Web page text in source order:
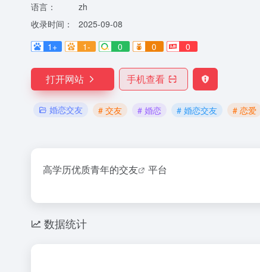
语言：
zh
收录时间：
2025-09-08
1+
1- 0 0 0
打开网站 手机查看
婚恋交友 # 交友 # 婚恋 # 婚恋交友 # 恋爱
高学历优质青年的交友 平台
数据统计